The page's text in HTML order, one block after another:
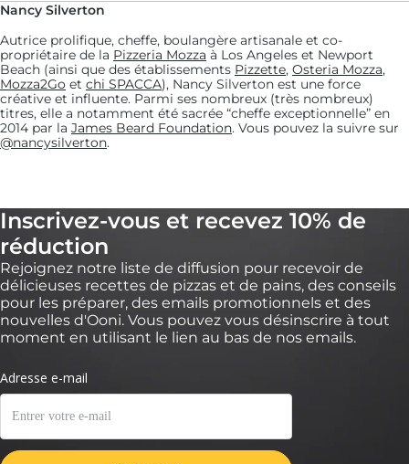
Nancy Silverton
Autrice prolifique, cheffe, boulangère artisanale et co-
propriétaire de la Pizzeria Mozza à Los Angeles et Newport
Beach (ainsi que des établissements Pizzette, Osteria Mozza,
Mozza2Go et chi SPACCA), Nancy Silverton est une force
créative et influente. Parmi ses nombreux (très nombreux)
titres, elle a notamment été sacrée “cheffe exceptionnelle” en
2014 par la James Beard Foundation. Vous pouvez la suivre sur
@nancysilverton.
Inscrivez-vous et recevez 10% de
réduction
Rejoignez notre liste de diffusion pour recevoir de
délicieuses recettes de pizzas et de pains, des conseils
pour les préparer, des emails promotionnels et des
nouvelles d'Ooni. Vous pouvez vous désinscrire à tout
moment en utilisant le lien au bas de nos emails.